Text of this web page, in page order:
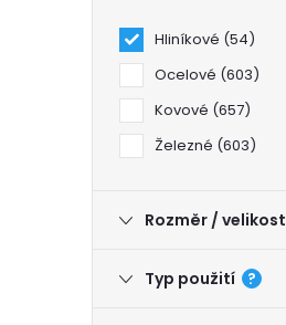
Hliníkové 54
Ocelové 603
Kovové 657
Železné 603
Rozměr / velikost
Typ použití ?